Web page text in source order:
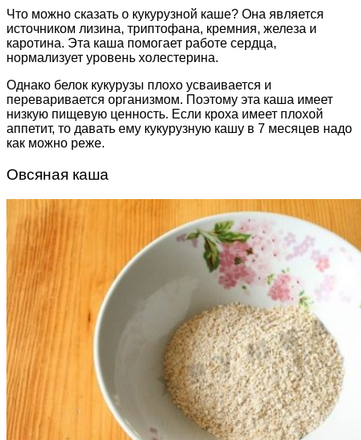
Что можно сказать о кукурузной каше? Она является
источником лизина, триптофана, кремния, железа и
каротина. Эта каша помогает работе сердца,
нормализует уровень холестерина.
Однако белок кукурузы плохо усваивается и
переваривается организмом. Поэтому эта каша имеет
низкую пищевую ценность. Если кроха имеет плохой
аппетит, то давать ему кукурузную кашу в 7 месяцев надо
как можно реже.
Овсяная каша